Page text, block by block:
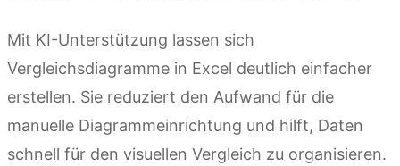
Mit KI-Unterstützung lassen sich
Vergleichsdiagramme in Excel deutlich einfacher
erstellen. Sie reduziert den Aufwand für die
manuelle Diagrammeinrichtung und hilft, Daten
schnell für den visuellen Vergleich zu organisieren.